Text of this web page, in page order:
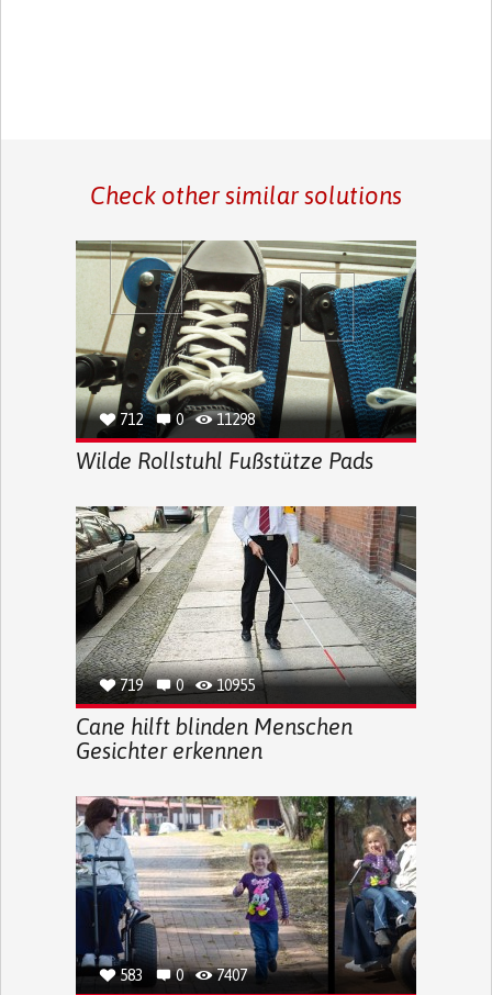
Check other similar solutions
712 0 11298
Wilde Rollstuhl Fußstütze Pads
719 0 10955
Cane hilft blinden Menschen
Gesichter erkennen
583 0 7407